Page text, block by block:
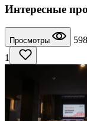
Интересные
Просмотры
598
1